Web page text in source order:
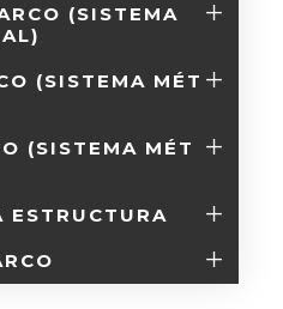
(SISTEMA
(SISTEMA MÉT
(SISTEMA MÉT
ESTRUCTURA